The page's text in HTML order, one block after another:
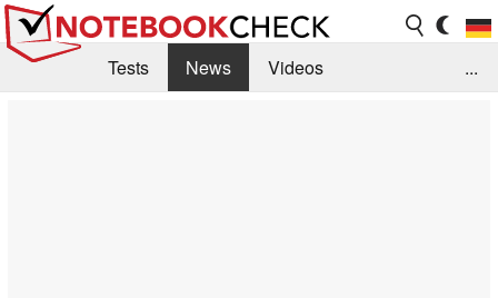
Tests News
Videos
...